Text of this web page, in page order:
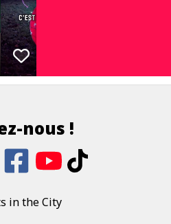
nous !
in the City